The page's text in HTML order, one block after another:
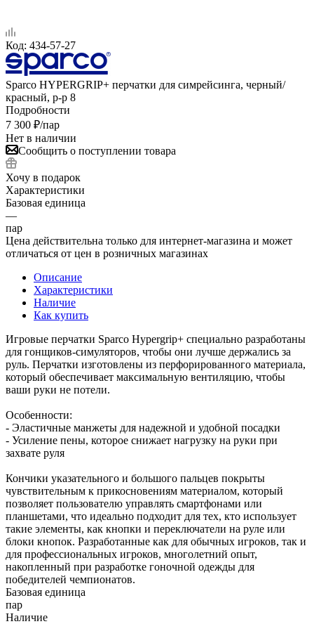
Код: 434-57-27
Sparco HYPERGRIP+ перчатки для симрейсинга, черный/
красный, р-р 8
Подробности
7 300 ₽/пар
Нет в наличии
Сообщить о поступлении товара
Хочу в подарок
Характеристики
Базовая единица
—
пар
Цена действительна только для интернет-магазина и может
отличаться от цен в розничных магазинах
Описание
Характеристики
Наличие
Как купить
Игровые перчатки Sparco Hypergrip+ специально разработаны
для гонщиков-симуляторов, чтобы они лучше держались за
руль. Перчатки изготовлены из перфорированного материала,
который обеспечивает максимальную вентиляцию, чтобы
ваши руки не потели.
Особенности:
- Эластичные манжеты для надежной и удобной посадки
- Усиление пены, которое снижает нагрузку на руки при
захвате руля
Кончики указательного и большого пальцев покрыты
чувствительным к прикосновениям материалом, который
позволяет пользователю управлять смартфонами или
планшетами, что идеально подходит для тех, кто использует
такие элементы, как кнопки и переключатели на руле или
блоки кнопок. Разработанные как для обычных игроков, так и
для профессиональных игроков, многолетний опыт,
накопленный при разработке гоночной одежды для
победителей чемпионатов.
Базовая единица
пар
Наличие